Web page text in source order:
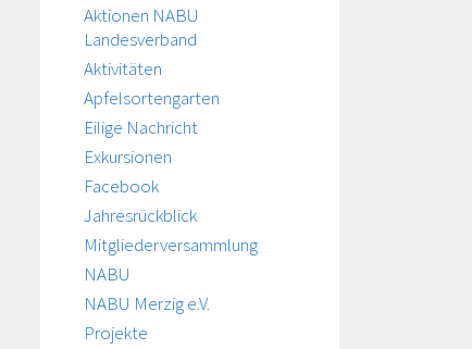
Aktionen NABU
Landesverband
Aktivitäten
Apfelsortengarten
Eilige Nachricht
Exkursionen
Facebook
Jahresrückblick
Mitgliederversammlung
NABU
NABU Merzig e.V.
Projekte